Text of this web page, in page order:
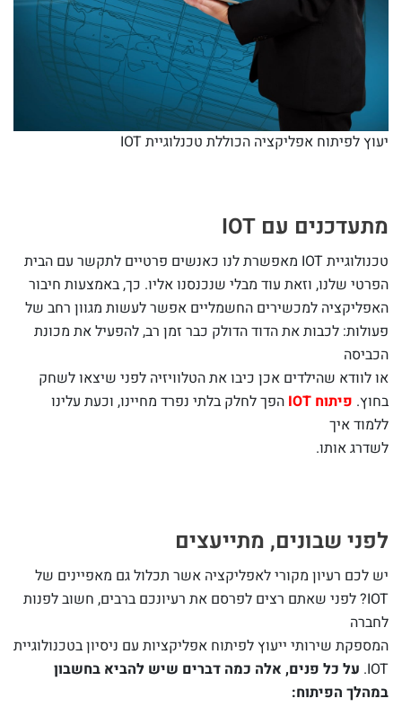
יעוץ לפיתוח אפליקציה הכוללת טכנלוגיית IOT
מתעדכנים עם IOT
טכנולוגיית IOT מאפשרת לנו כאנשים פרטיים לתקשר עם הבית
הפרטי שלנו, וזאת עוד מבלי שנכנסנו אליו. כך, באמצעות חיבור
האפליקציה למכשירים החשמליים אפשר לעשות מגוון רחב של
פעולות: לכבות את הדוד הדולק כבר זמן רב, להפעיל את מכונת
הכביסה
או לוודא שהילדים אכן כיבו את הטלוויזיה לפני שיצאו לשחק
בחוץ. פיתוח IOT הפך לחלק בלתי נפרד מחיינו, וכעת עלינו
ללמוד איך
לשדרג אותו.
לפני שבונים, מתייעצים
יש לכם רעיון מקורי לאפליקציה אשר תכלול גם מאפיינים של
IOT? לפני שאתם רצים לפרסם את רעיונכם ברבים, חשוב לפנות
לחברה
המספקת שירותי ייעוץ לפיתוח אפליקציות עם ניסיון בטכנולוגיית
IOT. על כל פנים, אלה כמה דברים שיש להביא בחשבון
במהלך הפיתוח: